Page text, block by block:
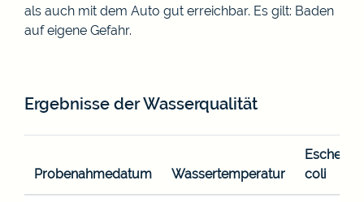
als auch mit dem Auto gut erreichbar. Es gilt: Baden
auf eigene Gefahr.
Ergebnisse der Wasserqualität
Probenahmedatum Wassertemperatur
coli